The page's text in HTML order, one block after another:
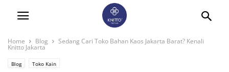
Home Blog Sedang Cari Toko Bahan Kaos Jakarta Barat? Kenali
Knitto Jakarta
Blog Toko Kain